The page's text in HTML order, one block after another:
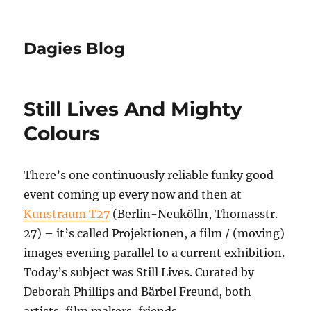
Dagies Blog
Still Lives And Mighty
Colours
There’s one continuously reliable funky good
event coming up every now and then at
Kunstraum T27 (Berlin-Neukölln, Thomasstr.
27) – it’s called Projektionen, a film / (moving)
images evening parallel to a current exhibition.
Today’s subject was Still Lives. Curated by
Deborah Phillips and Bärbel Freund, both